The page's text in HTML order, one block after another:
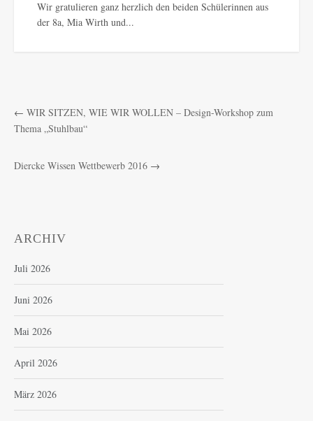
Wir gratulieren ganz herzlich den beiden Schülerinnen aus
der 8a, Mia Wirth und...
← WIR SITZEN, WIE WIR WOLLEN – Design-Workshop zum
Thema „Stuhlbau“
Diercke Wissen Wettbewerb 2016 →
ARCHIV
Juli 2026
Juni 2026
Mai 2026
April 2026
März 2026